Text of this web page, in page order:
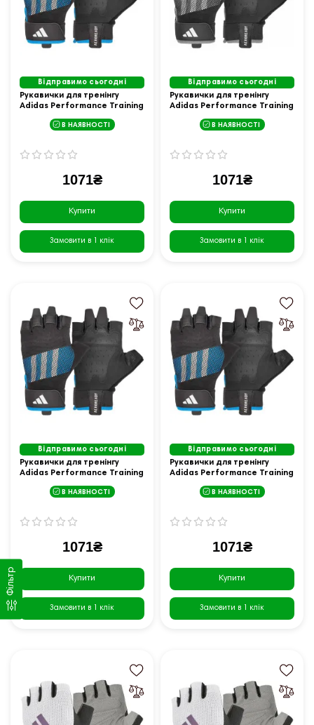
Фільтр
Відправимо сьогодні
Рукавички для тренінгу
Adidas Performance Training
В НАЯВНОСТІ
1071₴
Купити
Замовити в 1 клік
Відправимо сьогодні
Рукавички для тренінгу
Adidas Performance Training
В НАЯВНОСТІ
1071₴
Купити
Замовити в 1 клік
Відправимо сьогодні
Рукавички для тренінгу
Adidas Performance Training
В НАЯВНОСТІ
1071₴
Купити
Замовити в 1 клік
Відправимо сьогодні
Рукавички для тренінгу
Adidas Performance Training
В НАЯВНОСТІ
1071₴
Купити
Замовити в 1 клік